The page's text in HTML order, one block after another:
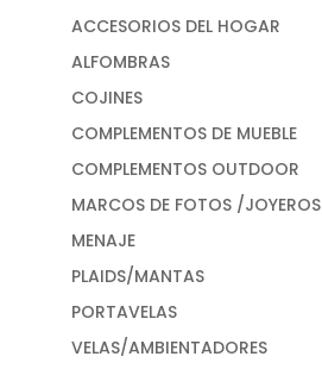
ACCESORIOS DEL HOGAR
ALFOMBRAS
COJINES
COMPLEMENTOS DE MUEBLE
COMPLEMENTOS OUTDOOR
MARCOS DE FOTOS /JOYEROS
MENAJE
PLAIDS/MANTAS
PORTAVELAS
VELAS/AMBIENTADORES